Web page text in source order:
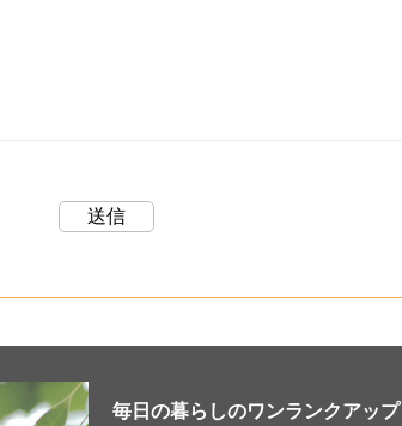
毎日の暮らしのワンランクアップ